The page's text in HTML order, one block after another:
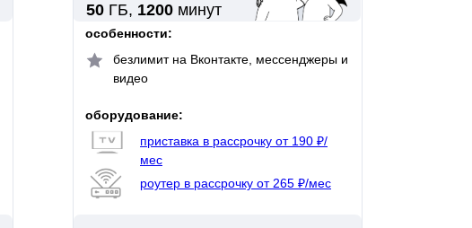
50 ГБ, 1200 минут
безлимит на Вконтакте, мессенджеры и
видео
приставка в рассрочку от 190 ₽/
мес
роутер в рассрочку от 265 ₽/мес
оборудование:
особенности: